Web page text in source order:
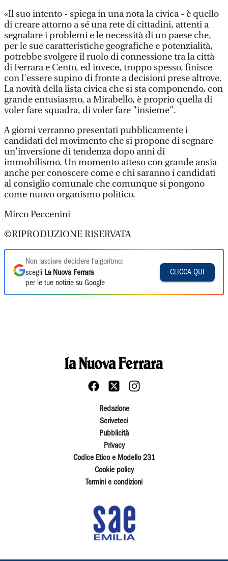
«Il suo intento - spiega in una nota la civica - è quello
di creare attorno a sé una rete di cittadini, attenti a
segnalare i problemi e le necessità di un paese che,
per le sue caratteristiche geografiche e potenzialità,
potrebbe svolgere il ruolo di connessione tra la città
di Ferrara e Cento, ed invece, troppo spesso, finisce
con l'essere supino di fronte a decisioni prese altrove.
La novità della lista civica che si sta componendo, con
grande entusiasmo, a Mirabello, è proprio quella di
voler fare squadra, di voler fare "insieme".
A giorni verranno presentati pubblicamente i
candidati del movimento che si propone di segnare
un'inversione di tendenza dopo anni di
immobilismo. Un momento atteso con grande ansia
anche per conoscere come e chi saranno i candidati
al consiglio comunale che comunque si pongono
come nuovo organismo politico.
Mirco Peccenini
©RIPRODUZIONE RISERVATA
Non lasciare decidere l'algoritmo:
scegli La Nuova Ferrara
per le tue notizie su Google
CLICCA QUI
Redazione
Scriveteci
Pubblicità
Privacy
Codice Etico e Modello 231
Cookie policy
Termini e condizioni